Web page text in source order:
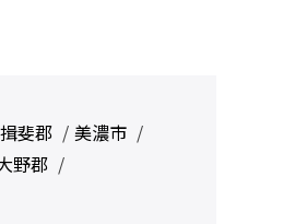
揖斐郡
美濃市
野郡